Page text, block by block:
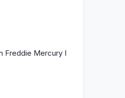
Freddie Mercury I